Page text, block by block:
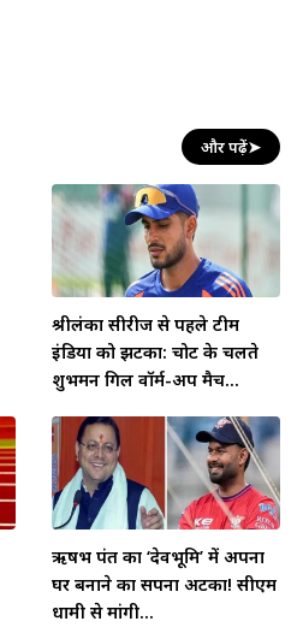
और पढ़ें➤
श्रीलंका सीरीज से पहले टीम
इंडिया को झटका: चोट के चलते
शुभमन गिल वॉर्म-अप मैच...
ऋषभ पंत का ‘देवभूमि’ में अपना
घर बनाने का सपना अटका! सीएम
धामी से मांगी...